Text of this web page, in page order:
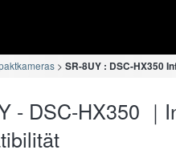
SR-8UY : DSC-HX350
- DSC-HX350 ｜